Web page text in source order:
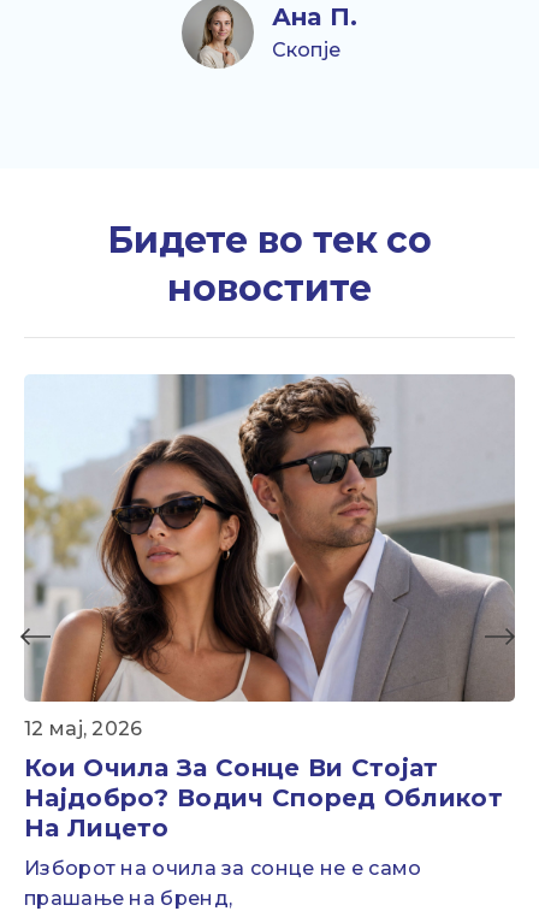
Ана П.
Скопје
Бидете во тек со
новостите
B
Y
A
D
In
12 мај, 2026
Кои Очила За Сонце Ви Стојат
Најдобро? Водич Според Обликот
На Лицето
Изборот на очила за сонце не е само
прашање на бренд,